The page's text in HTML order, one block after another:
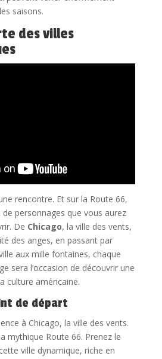
saisons.
des villes
rencontre. Et sur la Route 66,
personnages que vous aurez
De Chicago, la ville des vents,
des anges, en passant par
aux mille fontaines, chaque
sera l’occasion de découvrir une
culture américaine.
de départ
à Chicago, la ville des vents.
mythique Route 66. Prenez le
ville dynamique, riche en